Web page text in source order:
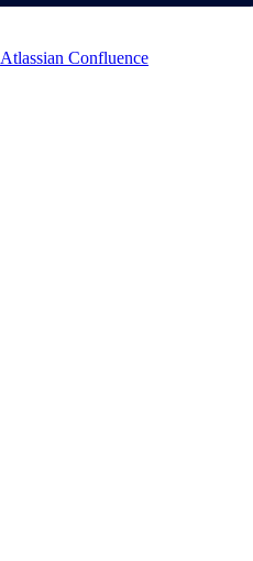
Atlassian Confluence